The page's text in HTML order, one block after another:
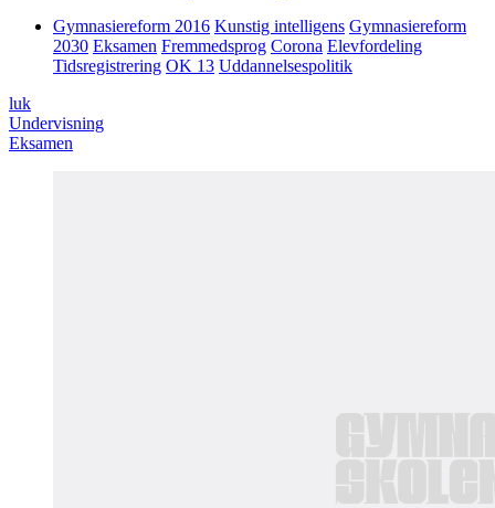
Gymnasiereform 2016 Kunstig intelligens Gymnasiereform
2030 Eksamen Fremmedsprog Corona Elevfordeling
Tidsregistrering OK 13 Uddannelsespolitik
luk
Undervisning
Eksamen